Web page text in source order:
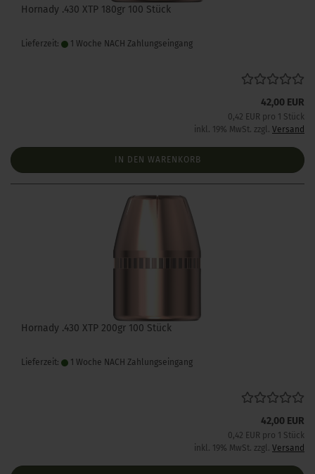
Hornady .430 XTP 180gr 100 Stück
Lieferzeit: 1 Woche NACH Zahlungseingang
42,00 EUR
0,42 EUR pro 1 Stück
inkl. 19% MwSt. zzgl. Versand
IN DEN WARENKORB
Hornady .430 XTP 200gr 100 Stück
Lieferzeit: 1 Woche NACH Zahlungseingang
42,00 EUR
0,42 EUR pro 1 Stück
inkl. 19% MwSt. zzgl. Versand